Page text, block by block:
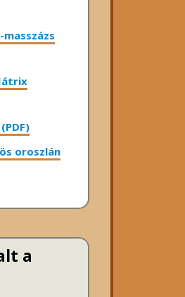
masszázs
oroszlán
a